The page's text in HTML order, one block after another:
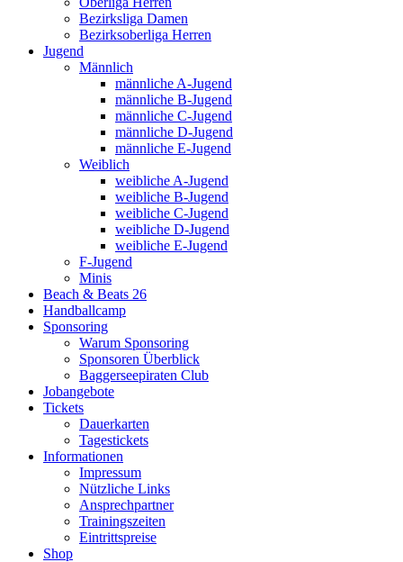
Bezirksliga Damen
Bezirksoberliga Herren
Jugend
Männlich
männliche A-Jugend
männliche B-Jugend
männliche C-Jugend
männliche D-Jugend
männliche E-Jugend
Weiblich
weibliche A-Jugend
weibliche B-Jugend
weibliche C-Jugend
weibliche D-Jugend
weibliche E-Jugend
F-Jugend
Minis
Beach & Beats 26
Handballcamp
Sponsoring
Warum Sponsoring
Sponsoren Überblick
Baggerseepiraten Club
Jobangebote
Tickets
Dauerkarten
Tagestickets
Informationen
Impressum
Nützliche Links
Ansprechpartner
Trainingszeiten
Eintrittspreise
Shop